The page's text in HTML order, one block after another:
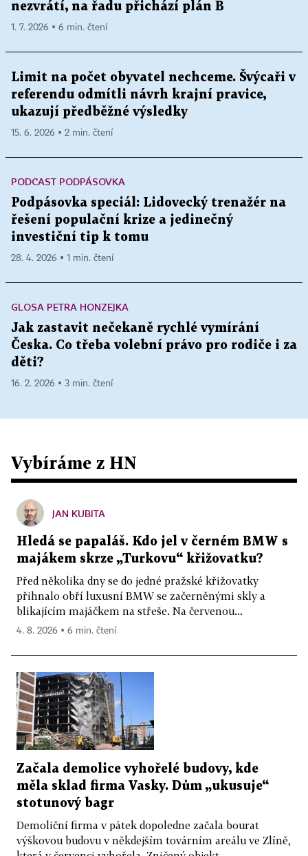
nezvrátí, na řadu přichází plán B
1. 7. 2026 ▪ 6 min. čtení
Limit na počet obyvatel nechceme. Švýcaři v
referendu odmítli návrh krajní pravice,
ukazují předběžné výsledky
15. 6. 2026 ▪ 2 min. čtení
PODCAST PODPÁSOVKA
Podpásovka speciál: Lidovecký trenažér na
řešení populační krize a jedinečný
investiční tip k tomu
28. 4. 2026 ▪ 1 min. čtení
GLOSA PETRA HONZEJKA
Jak zastavit nečekaně rychlé vymírání
Česka. Co třeba volební právo pro rodiče i za
děti?
16. 2. 2026 ▪ 3 min. čtení
Vybíráme z HN
JAN KUBITA
Hledá se papaláš. Kdo jel v černém BMW s
majákem skrze „Turkovu“ křižovatku?
Před několika dny se do jedné pražské křižovatky
přihnalo obří luxusní BMW se začerněnými skly a
blikajícím majáčkem na střeše. Na červenou...
4. 8. 2026 ▪ 6 min. čtení
Začala demolice vyhořelé budovy, kde
měla sklad firma Vasky. Dům „ukusuje“
stotunový bagr
Demoliční firma v pátek dopoledne začala bourat
výškovou budovu v někdejším továrním areálu ve Zlíně,